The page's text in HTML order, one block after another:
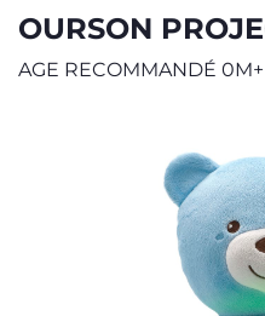
OURSON
AGE RECOMMANDÉ 0M+